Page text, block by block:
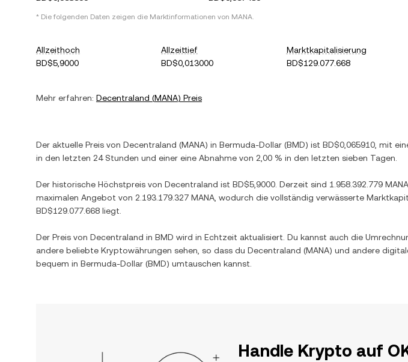
* Die folgenden Daten zeigen die Marktinformationen von MANA.
Allzeithoch
BD$5,9000
Allzeittief
BD$0,013000
Marktkapitalisierung
BD$129.077.668
Mehr erfahren: Decentraland (MANA) Preis
Der aktuelle Preis von Decentraland (MANA) in Bermuda-Dollar (BMD) ist BD$0,065910 , mit
in den letzten 24 Stunden und einer eine Abnahme von 2,00 % in den letzten sieben Tagen.
Der historische Höchstpreis von Decentraland ist BD$5,9000 . Derzeit sind 1.958.392.779 MANA
maximalen Angebot von 2.193.179.327 MANA , wodurch die vollständig verwässerte
BD$129.077.668 liegt.
Der Preis von Decentraland in BMD wird in Echtzeit aktualisiert. Du kannst auch die
andere beliebte Kryptowährungen sehen, so dass du Decentraland (MANA) und andere
bequem in Bermuda-Dollar (BMD) umtauschen kannst.
Handle Krypto auf